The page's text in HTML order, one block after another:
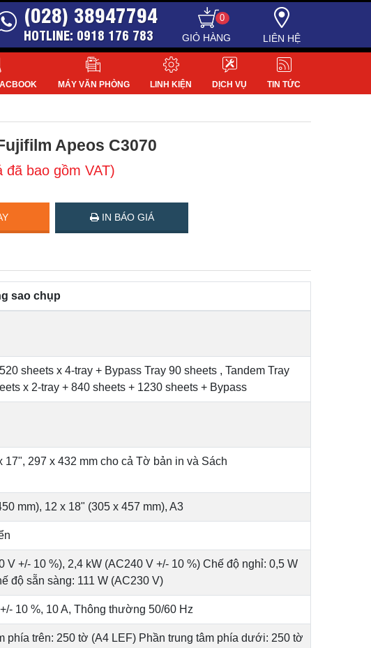
0
(028) 38947794
HOTLINE: 0918 176 783 LIÊN HỆ
MÁY VĂN PHÒNG LINH KIỆN DỊCH VỤ TIN TỨC
Apeos C3070
đã bao gồm VAT)
IN BÁO GIÁ
sao chụp
sheets x 4-tray + Bypass Tray 90 sheets , Tandem Tray
x 2-tray + 840 sheets + 1230 sheets + Bypass
17", 297 x 432 mm cho cả Tờ bản in và Sách
mm), 12 x 18" (305 x 457 mm), A3
V +/- 10 %), 2,4 kW (AC240 V +/- 10 %) Chế độ nghỉ: 0,5 W
độ sẵn sàng: 111 W (AC230 V)
10 %, 10 A, Thông thường 50/60 Hz
phía trên: 250 tờ (A4 LEF) Phần trung tâm phía dưới: 250 tờ